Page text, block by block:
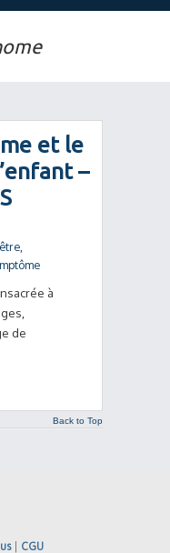
et le
–
à
de
Back to Top
| CGU